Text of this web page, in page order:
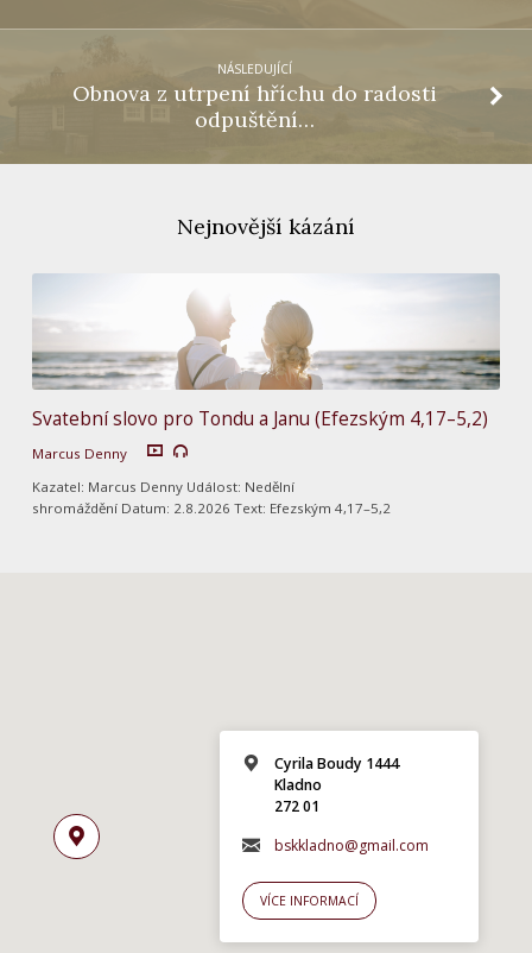
NÁSLEDUJÍCÍ
Obnova z utrpení hříchu do radosti
odpuštění…
Nejnovější kázání
Svatební slovo pro Tondu a Janu (Efezským 4,17–5,2)
Marcus Denny
Kazatel: Marcus Denny Událost: Nedělní
shromáždění Datum: 2.8.2026 Text: Efezským 4,17–5,2
Cyrila Boudy 1444
Kladno
272 01
bskkladno@gmail.com
VÍCE INFORMACÍ